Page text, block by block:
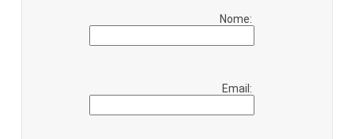
Nome:
Email: